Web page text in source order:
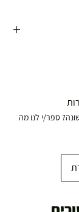
ספר/י לנו מה